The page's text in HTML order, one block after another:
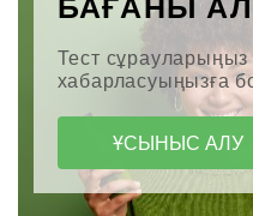
БАҒАНЫ
Тест сұрауларыңыз
хабарласуыңызға
ҰСЫНЫС АЛУ